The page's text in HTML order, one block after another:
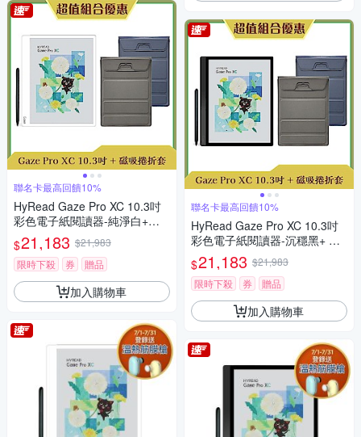
聯名卡最高回饋10%
HyRead Gaze Pro XC 10.3吋
彩色電子紙閱讀器-純淨白+磁
吸捲折套 (組合)
$21,183 $21,983
限時下殺
券 贈品
加入購物車
聯名卡最高回饋10%
HyRead Gaze Pro XC 10.3吋
彩色電子紙閱讀器-沉穩黑+ 磁
吸捲折套 (組合)
$21,183 $21,983
限時下殺
券 贈品
加入購物車